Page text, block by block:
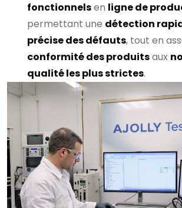
fonctionnelsen ligne de
permettant une détection
précise des défauts, tout en
conformité des produitsaux
qualité les plus strictes.